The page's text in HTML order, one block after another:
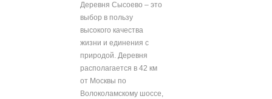
Деревня Сысоево – это
выбор в пользу
высокого качества
жизни и единения с
природой. Деревня
располагается в 42 км
от Москвы по
Волоколамскому шоссе,